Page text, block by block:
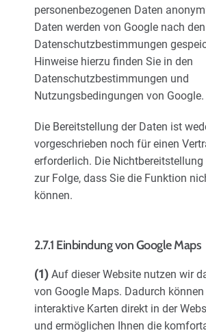
personenbezogenen Daten
Daten werden von Google nach
Datenschutzbestimmungen
Hinweise hierzu finden Sie in den
Datenschutzbestimmungen und
Nutzungsbedingungen von Google.
Die Bereitstellung der Daten ist
vorgeschrieben noch für einen
erforderlich. Die
zur Folge, dass Sie die Funktion
können.
2.7.1 Einbindung von Google Maps
(1) Auf dieser Website nutzen wir
von Google Maps. Dadurch
interaktive Karten direkt in der
und ermöglichen Ihnen die